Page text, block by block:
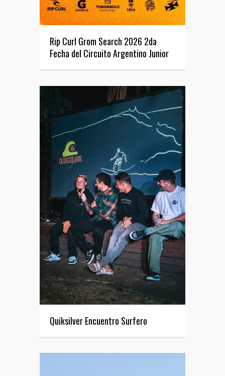
Rip Curl Grom Search 2026 2da
Fecha del Circuito Argentino Junior
Quiksilver Encuentro Surfero